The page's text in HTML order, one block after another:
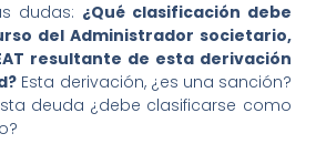
dudas: ¿Qué clasificación debe
del Administrador societario,
resultante de esta derivación
Esta derivación, ¿es una sanción?
deuda ¿debe clasificarse como